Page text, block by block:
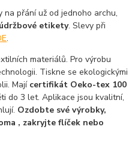
přání už od jednoho archu,
etikety. Slevy při
.
materiálů. Pro výrobu
Tiskne se ekologickými
Mají certifikát Oeko-tex 100
do 3 let. Aplikace jsou kvalitní,
Ozdobte své výrobky,
, zakryjte flíček nebo